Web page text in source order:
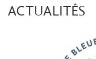
ACTUALITÉS